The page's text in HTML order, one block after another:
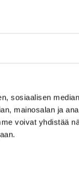
sosiaalisen
mainosalan ja
voivat yhdistää
17.